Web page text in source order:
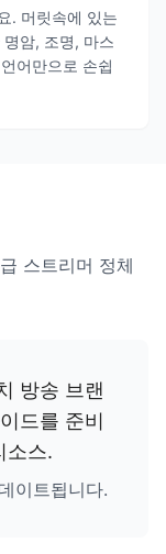
. 머릿속에 있는
암, 조명, 마스
어만으로 손쉽
스트리머 정체
방송 브랜
드를 준비
소스.
이트됩니다.